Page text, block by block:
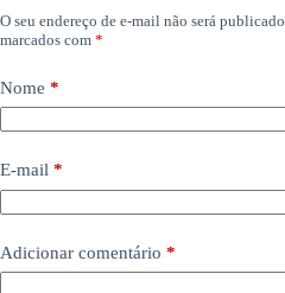
O seu endereço de e-mail não será publicado.
marcados com *
Nome *
E-mail *
Adicionar comentário *